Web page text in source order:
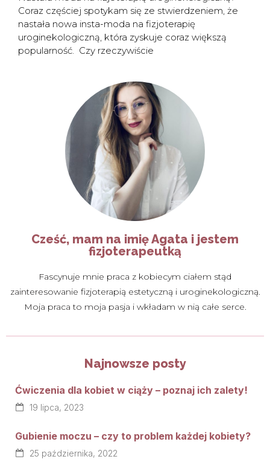
Coraz częściej spotykam się ze stwierdzeniem, że
nastała nowa insta-moda na fizjoterapię
uroginekologiczną, która zyskuje coraz większą
popularność. Czy rzeczywiście
Cześć, mam na imię Agata i jestem
fizjoterapeutką
Fascynuje mnie praca z kobiecym ciałem stąd
zainteresowanie fizjoterapią estetyczną i uroginekologiczną.
Moja praca to moja pasja i wkładam w nią całe serce.
Najnowsze posty
Ćwiczenia dla kobiet w ciąży – poznaj ich zalety!
19 lipca, 2023
Gubienie moczu – czy to problem każdej kobiety?
25 października, 2022